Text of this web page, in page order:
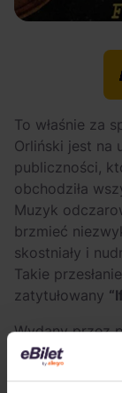
To właśnie za
Orliński jest na
publiczności,
obchodziła
Muzyk
brzmieć
skostniały i
Takie
zatytułowany
Wydany przez
będzie miał
kolejny